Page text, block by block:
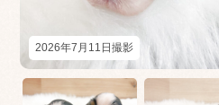
2026年7月11日撮影